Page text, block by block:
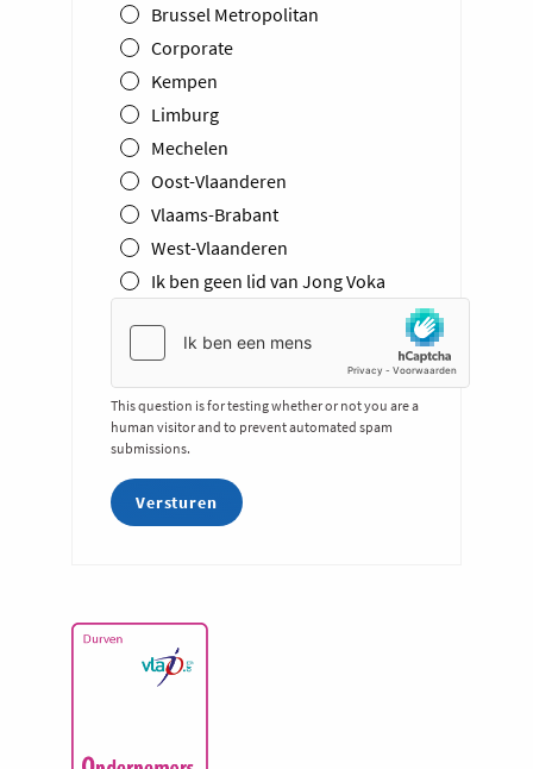
Brussel Metropolitan
Corporate
Kempen
Limburg
Mechelen
Oost-Vlaanderen
Vlaams-Brabant
West-Vlaanderen
Ik ben geen lid van Jong Voka
This question is for testing whether or not you are a
human visitor and to prevent automated spam
submissions.